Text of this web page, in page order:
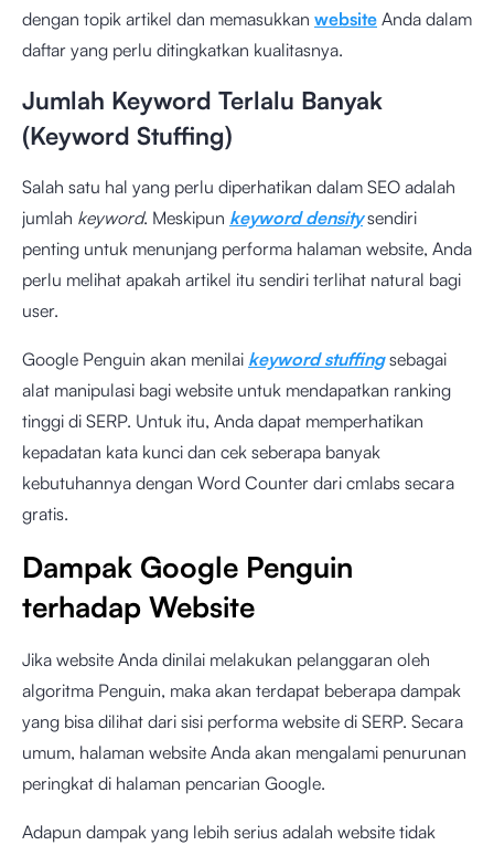
dengan topik artikel dan memasukkan website Anda dalam
daftar yang perlu ditingkatkan kualitasnya.
Jumlah Keyword Terlalu Banyak
(Keyword Stuffing)
Salah satu hal yang perlu diperhatikan dalam SEO adalah
jumlah keyword. Meskipun keyword densitysendiri
penting untuk menunjang performa halaman website, Anda
perlu melihat apakah artikel itu sendiri terlihat natural bagi
user.
Google Penguin akan menilai keyword stuffingsebagai
alat manipulasi bagi website untuk mendapatkan ranking
tinggi di SERP. Untuk itu, Anda dapat memperhatikan
kepadatan kata kunci dan cek seberapa banyak
kebutuhannya dengan Word Counter dari cmlabs secara
gratis.
Dampak Google Penguin
terhadap Website
Jika website Anda dinilai melakukan pelanggaran oleh
algoritma Penguin, maka akan terdapat beberapa dampak
yang bisa dilihat dari sisi performa website di SERP. Secara
umum, halaman website Anda akan mengalami penurunan
peringkat di halaman pencarian Google.
Adapun dampak yang lebih serius adalah website tidak